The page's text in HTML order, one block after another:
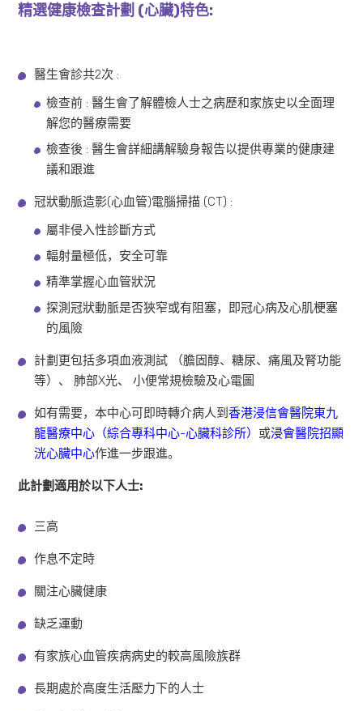
精選健康檢查計劃 (心臟)特色:
醫生會診共2次 :
檢查前 : 醫生會了解體檢人士之病歷和家族史以全面理
解您的醫療需要
檢查後 : 醫生會詳細講解驗身報告以提供專業的健康建
議和跟進
冠狀動脈造影(心血管)電腦掃描 (CT) :
屬非侵入性診斷方式
輻射量極低，安全可靠
精準掌握心血管狀況
探測冠狀動脈是否狹窄或有阻塞，即冠心病及心肌梗塞
的風險
計劃更包括多項血液測試 （膽固醇、糖尿、痛風及腎功能
等）、 肺部X光、 小便常規檢驗及心電圖
如有需要，本中心可即時轉介病人到香港浸信會醫院東九
龍醫療中心（綜合專科中心-心臟科診所） 或浸會醫院招顯
洸心臟中心作進一步跟進。
此計劃適用於以下人士:
三高
作息不定時
關注心臟健康
缺乏運動
有家族心血管疾病病史的較高風險族群
長期處於高度生活壓力下的人士